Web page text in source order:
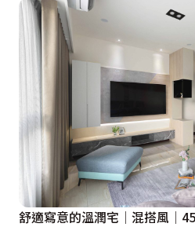
舒適寫意的溫潤宅│混搭風